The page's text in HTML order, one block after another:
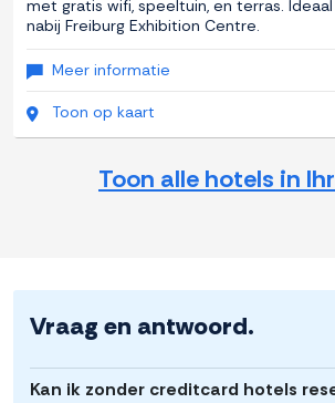
met gratis wifi, speeltuin, en terras.
nabij Freiburg Exhibition Centre.
Meer informatie
Toon op kaart
Toon alle hotels in
Vraag en antwoord.
Kan ik zonder creditcard hotels